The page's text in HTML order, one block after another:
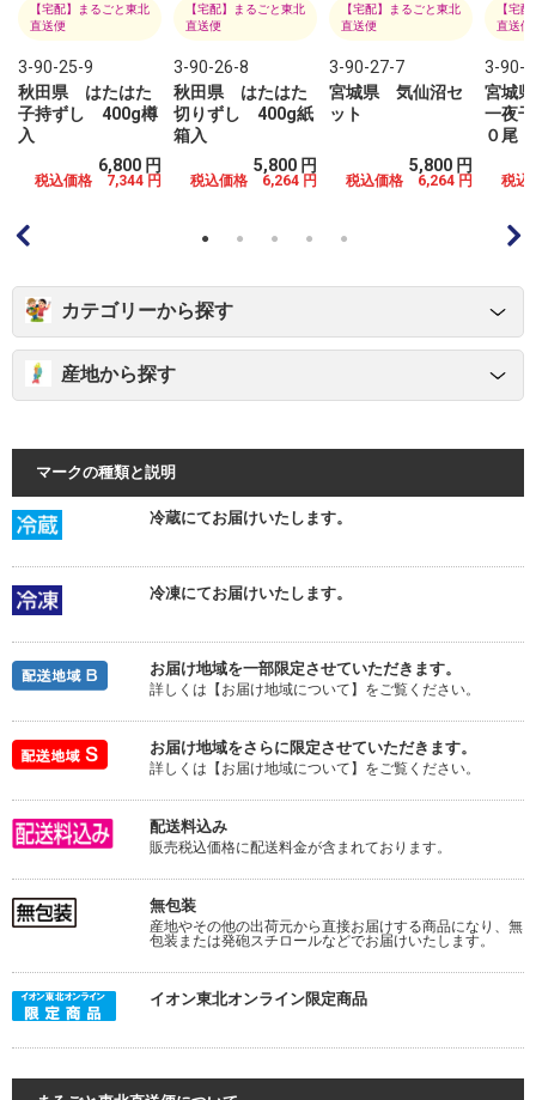
【宅配】まるごと東北
直送便
3-90-25-9
秋田県 はたはた
子持ずし 400g樽
入
6,800 円
税込価格 7,344 円
【宅配】まるごと東北
直送便
3-90-26-8
秋田県 はたはた
切りずし 400g紙
箱入
5,800 円
税込価格 6,264 円
【宅配】まるごと東北
直送便
3-90-27-7
宮城県 気仙沼セ
ット
5,800 円
税込価格 6,264 円
【宅
直送便
3-90-
宮城
一夜
０尾
税込
カテゴリーから探す
産地から探す
マークの種類と説明
冷蔵にてお届けいたします。
冷凍にてお届けいたします。
お届け地域を一部限定させていただきます。
詳しくは【お届け地域について】をご覧ください。
お届け地域をさらに限定させていただきます。
詳しくは【お届け地域について】をご覧ください。
配送料込み
販売税込価格に配送料金が含まれております。
無包装
産地やその他の出荷元から直接お届けする商品になり、無
包装または発砲スチロールなどでお届けいたします。
イオン東北オンライン限定商品